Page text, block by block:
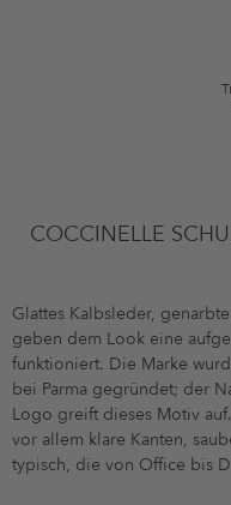
COCCINELLE
Glattes Kalbsleder,
geben dem Look eine
funktioniert. Die Marke
bei Parma gegründet; der
Logo greift dieses Motiv
vor allem klare Kanten,
typisch, die von Office bis